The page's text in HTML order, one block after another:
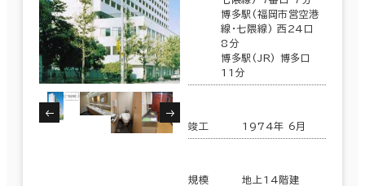
博多駅(福岡市営空港
線･七隈線) 西24口
8分
博多駅(JR) 博多口
11分
竣工 1974年 6月
規模 地上14階建